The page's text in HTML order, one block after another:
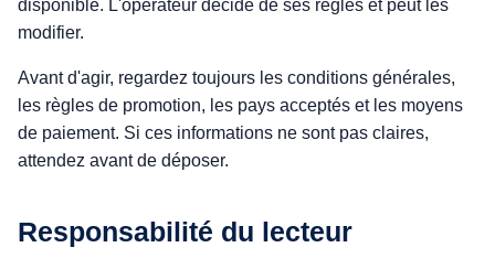
disponible. L'opérateur décide de ses règles et peut les
modifier.
Avant d'agir, regardez toujours les conditions générales,
les règles de promotion, les pays acceptés et les moyens
de paiement. Si ces informations ne sont pas claires,
attendez avant de déposer.
Responsabilité du lecteur